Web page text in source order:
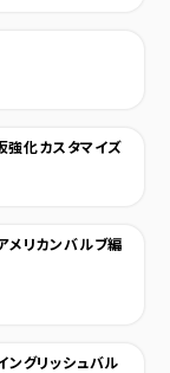
化カスタマイズ
リカンバルブ編
グリッシュバル